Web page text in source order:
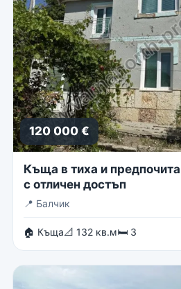
120 000 €
Къща в тиха и
с отличен достъп
📍 Балчик
🏠 Къща📐 132 кв.м🛏 3